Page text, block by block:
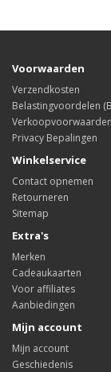
Voorwaarden
Verzendkosten
Belastingvoordelen
Verkoopvoorwaarden
Privacy Bepalingen
Winkelservice
Contact opnemen
Retourneren
Sitemap
Extra's
Merken
Cadeaukaarten
Voor affiliates
Aanbiedingen
Mijn account
Mijn account
Geschiedenis